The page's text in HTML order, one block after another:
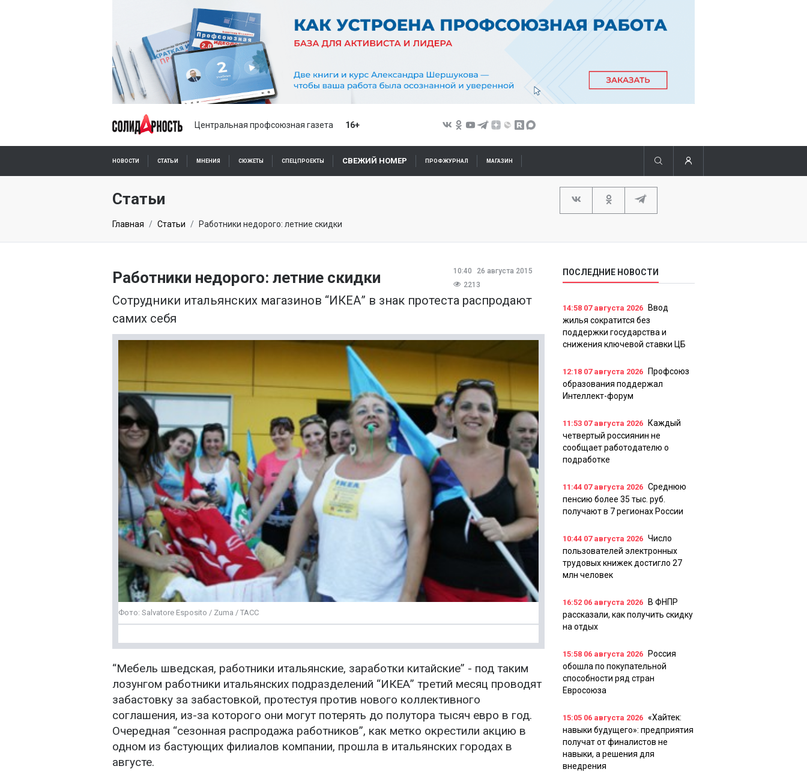
Центральная профсоюзная газета 16+
НОВОСТИ СТАТЬИ МНЕНИЯ СЮЖЕТЫ СПЕЦПРОЕКТЫ СВЕЖИЙ НОМЕР ПРОФЖУРНАЛ МАГАЗИН
Статьи
Главная Статьи Работники недорого: летние скидки
10:40
26 августа 2015
2213
Работники недорого: летние скидки
Сотрудники итальянских магазинов “ИКЕА” в знак протеста распродают
самих себя
Фото: Salvatore Esposito / Zuma / ТАСС
“Мебель шведская, работники итальянские, заработки китайские” - под таким
лозунгом работники итальянских подразделений “ИКЕА” третий месяц проводят
забастовку за забастовкой, протестуя против нового коллективного
соглашения, из-за которого они могут потерять до полутора тысяч евро в год.
Очередная “сезонная распродажа работников”, как метко окрестили акцию в
одном из бастующих филиалов компании, прошла в итальянских городах в
августе.
ПОСЛЕДНИЕ НОВОСТИ
14:58 07 августа 2026
Ввод
жилья сократится без
поддержки государства и
снижения ключевой ставки ЦБ
12:18 07 августа 2026
Профсоюз
образования поддержал
Интеллект-форум
11:53 07 августа 2026
Каждый
четвертый россиянин не
сообщает работодателю о
подработке
11:44 07 августа 2026 Среднюю
пенсию более 35 тыс. руб.
получают в 7 регионах России
10:44 07 августа 2026 Число
пользователей электронных
трудовых книжек достигло 27
млн человек
16:52 06 августа 2026
В ФНПР
рассказали, как получить скидку
на отдых
15:58 06 августа 2026
Россия
обошла по покупательной
способности ряд стран
Евросоюза
15:05 06 августа 2026 «Хайтек:
навыки будущего»: предприятия
получат от финалистов не
навыки, а решения для
внедрения